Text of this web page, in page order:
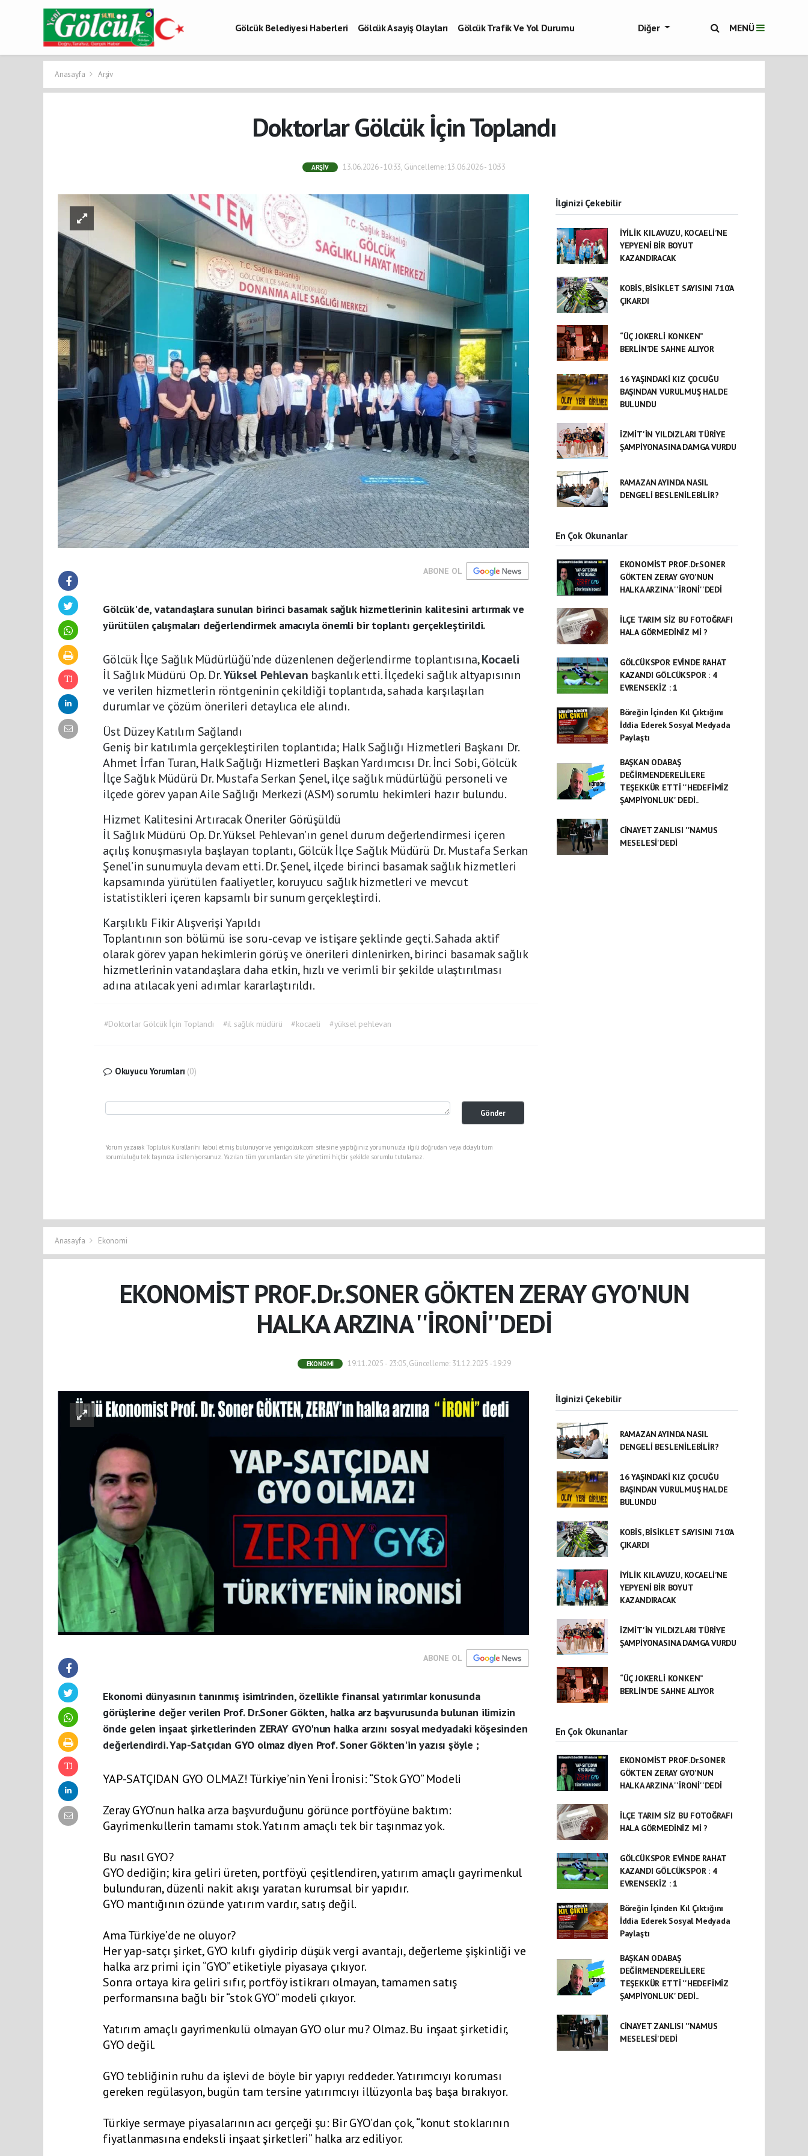
Gölcük Belediyesi Haberleri Gölcük Asayiş Olayları
Gölcük Trafik Ve Yol Durumu
Diğer MENÜ
Anasayfa Arşiv
Doktorlar Gölcük İçin Toplandı
ARŞIV 13.06.2026 - 10:33, Güncelleme: 13.06.2026 - 10:33
ABONE OL
Gölcük'de, vatandaşlara sunulan birinci basamak sağlık hizmetlerinin kalitesini artırmak ve
yürütülen çalışmaları değerlendirmek amacıyla önemli bir toplantı gerçekleştirildi.
Gölcük İlçe Sağlık Müdürlüğü’nde düzenlenen değerlendirme toplantısına,Kocaeli
İl Sağlık Müdürü Op. Dr.Yüksel Pehlevan başkanlık etti. İlçedeki sağlık altyapısının
ve verilen hizmetlerin röntgeninin çekildiği toplantıda, sahada karşılaşılan
durumlar ve çözüm önerileri detaylıca ele alındı.
Üst Düzey Katılım Sağlandı
Geniş bir katılımla gerçekleştirilen toplantıda; Halk Sağlığı Hizmetleri Başkanı Dr.
Ahmet İrfan Turan, Halk Sağlığı Hizmetleri Başkan Yardımcısı Dr. İnci Sobi, Gölcük
İlçe Sağlık Müdürü Dr. Mustafa Serkan Şenel, ilçe sağlık müdürlüğü personeli ve
ilçede görev yapan Aile Sağlığı Merkezi (ASM) sorumlu hekimleri hazır bulundu.
Hizmet Kalitesini Artıracak Öneriler Görüşüldü
İl Sağlık Müdürü Op. Dr. Yüksel Pehlevan’ın genel durum değerlendirmesi içeren
açılış konuşmasıyla başlayan toplantı, Gölcük İlçe Sağlık Müdürü Dr. Mustafa Serkan
Şenel’in sunumuyla devam etti. Dr. Şenel, ilçede birinci basamak sağlık hizmetleri
kapsamında yürütülen faaliyetler, koruyucu sağlık hizmetleri ve mevcut
istatistikleri içeren kapsamlı bir sunum gerçekleştirdi.
Karşılıklı Fikir Alışverişi Yapıldı
Toplantının son bölümü ise soru-cevap ve istişare şeklinde geçti. Sahada aktif
olarak görev yapan hekimlerin görüş ve önerileri dinlenirken, birinci basamak sağlık
hizmetlerinin vatandaşlara daha etkin, hızlı ve verimli bir şekilde ulaştırılması
adına atılacak yeni adımlar kararlaştırıldı.
#Doktorlar Gölcük İçin Toplandı #il sağlık müdürü #kocaeli #yüksel pehlevan
Okuyucu Yorumları (0)
Gönder
Yorum yazarak Topluluk Kuralları’nı kabul etmiş bulunuyor ve yenigolcuk.com sitesine yaptığınız yorumunuzla ilgili doğrudan veya dolaylı tüm
sorumluluğu tek başınıza üstleniyorsunuz. Yazılan tüm yorumlardan site yönetimi hiçbir şekilde sorumlu tutulamaz.
İlginizi Çekebilir
İYİLİK KILAVUZU, KOCAELİ’NE
YEPYENİ BİR BOYUT
KAZANDIRACAK
KOBİS, BİSİKLET SAYISINI 710’A
ÇIKARDI
“ÜÇ JOKERLİ KONKEN”
BERLİN’DE SAHNE ALIYOR
16 YAŞINDAKİ KIZ ÇOCUĞU
BAŞINDAN VURULMUŞ HALDE
BULUNDU
İZMİT'İN YILDIZLARI TÜRİYE
ŞAMPİYONASINA DAMGA VURDU
RAMAZAN AYINDA NASIL
DENGELİ BESLENİLEBİLİR?
En Çok Okunanlar
EKONOMİST PROF.Dr.SONER
GÖKTEN ZERAY GYO'NUN
HALKA ARZINA ''İRONİ''DEDİ
İLÇE TARIM SİZ BU FOTOĞRAFI
HALA GÖRMEDİNİZ Mİ ?
GÖLCÜKSPOR EVİNDE RAHAT
KAZANDI GÖLCÜKSPOR : 4
EVRENSEKİZ : 1
Böreğin İçinden Kıl Çıktığını
İddia Ederek Sosyal Medyada
Paylaştı
BAŞKAN ODABAŞ
DEĞİRMENDERELİLERE
TEŞEKKÜR ETTİ ''HEDEFİMİZ
ŞAMPİYONLUK' DEDİ..
CİNAYET ZANLISI ''NAMUS
MESELESİ'DEDİ
Anasayfa Ekonomi
EKONOMİST PROF.Dr.SONER GÖKTEN ZERAY GYO'NUN
HALKA ARZINA ''İRONİ''DEDİ
EKONOMI 19.11.2025 - 23:05, Güncelleme: 31.12.2025 - 19:29
ABONE OL
Ekonomi dünyasının tanınmış isimlrinden, özellikle finansal yatırımlar konusunda
görüşlerine değer verilen Prof. Dr.Soner Gökten, halka arz başvurusunda bulunan ilimizin
önde gelen inşaat şirketlerinden ZERAY GYO'nun halka arzını sosyal medyadaki köşesinden
değerlendirdi. Yap-Satçıdan GYO olmaz diyen Prof. Soner Gökten'in yazısı şöyle ;
YAP-SATÇIDAN GYO OLMAZ! Türkiye’nin Yeni İronisi: “Stok GYO” Modeli
Zeray GYO’nun halka arza başvurduğunu görünce portföyüne baktım:
Gayrimenkullerin tamamı stok. Yatırım amaçlı tek bir taşınmaz yok.
Bu nasıl GYO?
GYO dediğin; kira geliri üreten, portföyü çeşitlendiren, yatırım amaçlı gayrimenkul
bulunduran, düzenli nakit akışı yaratan kurumsal bir yapıdır.
GYO mantığının özünde yatırım vardır, satış değil.
Ama Türkiye’de ne oluyor?
Her yap-satçı şirket, GYO kılıfı giydirip düşük vergi avantajı, değerleme şişkinliği ve
halka arz primi için “GYO” etiketiyle piyasaya çıkıyor.
Sonra ortaya kira geliri sıfır, portföy istikrarı olmayan, tamamen satış
performansına bağlı bir “stok GYO” modeli çıkıyor.
Yatırım amaçlı gayrimenkulü olmayan GYO olur mu? Olmaz. Bu inşaat şirketidir,
GYO değil.
GYO tebliğinin ruhu da işlevi de böyle bir yapıyı reddeder. Yatırımcıyı koruması
gereken regülasyon, bugün tam tersine yatırımcıyı illüzyonla baş başa bırakıyor.
Türkiye sermaye piyasalarının acı gerçeği şu: Bir GYO’dan çok, “konut stoklarının
fiyatlanmasına endeksli inşaat şirketleri” halka arz ediliyor.
İlginizi Çekebilir
RAMAZAN AYINDA NASIL
DENGELİ BESLENİLEBİLİR?
16 YAŞINDAKİ KIZ ÇOCUĞU
BAŞINDAN VURULMUŞ HALDE
BULUNDU
KOBİS, BİSİKLET SAYISINI 710’A
ÇIKARDI
İYİLİK KILAVUZU, KOCAELİ’NE
YEPYENİ BİR BOYUT
KAZANDIRACAK
İZMİT'İN YILDIZLARI TÜRİYE
ŞAMPİYONASINA DAMGA VURDU
“ÜÇ JOKERLİ KONKEN”
BERLİN’DE SAHNE ALIYOR
En Çok Okunanlar
EKONOMİST PROF.Dr.SONER
GÖKTEN ZERAY GYO'NUN
HALKA ARZINA ''İRONİ''DEDİ
İLÇE TARIM SİZ BU FOTOĞRAFI
HALA GÖRMEDİNİZ Mİ ?
GÖLCÜKSPOR EVİNDE RAHAT
KAZANDI GÖLCÜKSPOR : 4
EVRENSEKİZ : 1
Böreğin İçinden Kıl Çıktığını
İddia Ederek Sosyal Medyada
Paylaştı
BAŞKAN ODABAŞ
DEĞİRMENDERELİLERE
TEŞEKKÜR ETTİ ''HEDEFİMİZ
ŞAMPİYONLUK' DEDİ..
CİNAYET ZANLISI ''NAMUS
MESELESİ'DEDİ